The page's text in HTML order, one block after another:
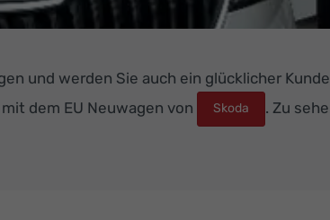
und werden Sie auch ein glücklicher
dem EU Neuwagen von
Skoda . Zu